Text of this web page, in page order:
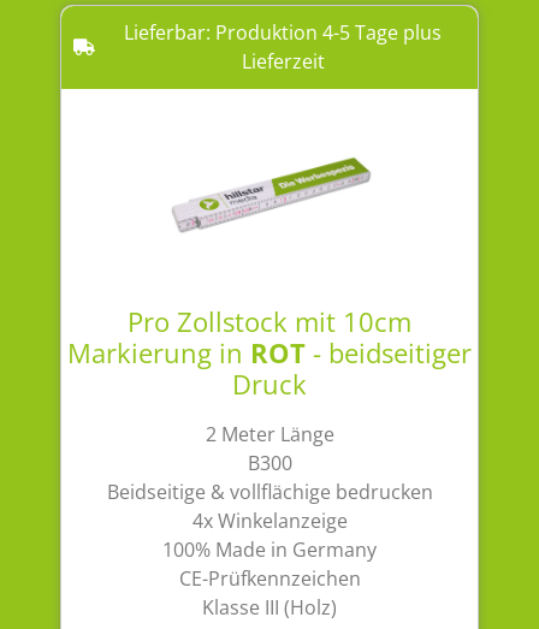
Lieferbar: Produktion 4-5 Tage plus
Lieferzeit
Pro Zollstock mit 10cm
Markierung in ROT- beidseitiger
Druck
2 Meter Länge
B300
Beidseitige & vollflächige bedrucken
4x Winkelanzeige
100% Made in Germany
CE-Prüfkennzeichen
Klasse III (Holz)